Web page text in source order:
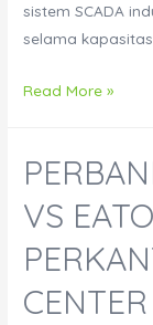
sistem SCADA
selama
Panduan
Eksternal
UPS
3
–
Read More »
VS
CENTER